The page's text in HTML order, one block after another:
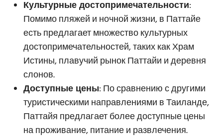
Культурные достопримечательности:
Помимо пляжей и ночной жизни, в Паттайе
есть предлагает множество культурных
достопримечательностей, таких как Храм
Истины, плавучий рынок Паттайи и деревня
слонов.
Доступные цены: По сравнению с другими
туристическими направлениями в Таиланде,
Паттайя предлагает более доступные цены
на проживание, питание и развлечения.